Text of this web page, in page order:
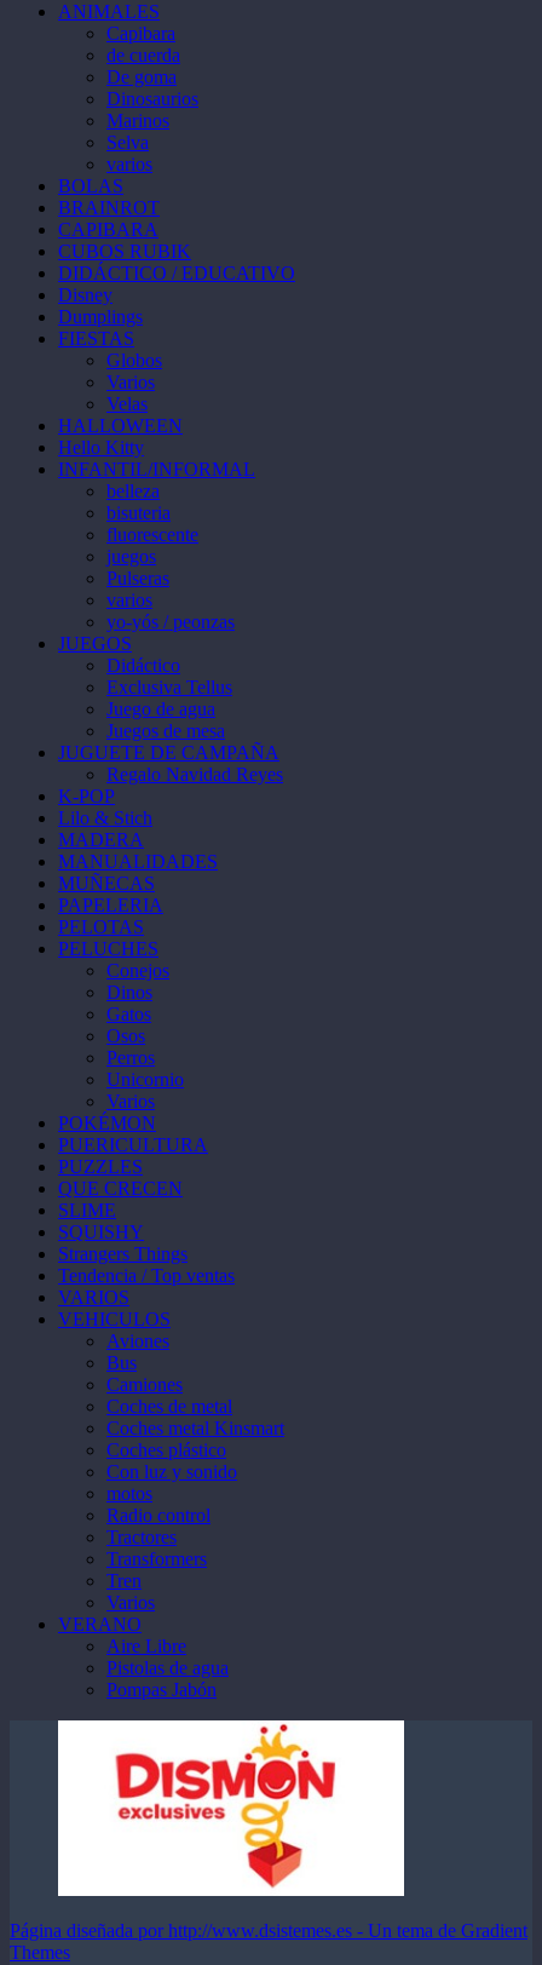
ANIMALES
Capibara
de cuerda
De goma
Dinosaurios
Marinos
Selva
varios
BOLAS
BRAINROT
CAPIBARA
CUBOS RUBIK
DIDÁCTICO / EDUCATIVO
Disney
Dumplings
FIESTAS
Globos
Varios
Velas
HALLOWEEN
Hello Kitty
INFANTIL/INFORMAL
belleza
bisuteria
fluorescente
juegos
Pulseras
varios
yo-yós / peonzas
JUEGOS
Didáctico
Exclusiva Tellus
Juego de agua
Juegos de mesa
JUGUETE DE CAMPAÑA
Regalo Navidad Reyes
K-POP
Lilo & Stich
MADERA
MANUALIDADES
MUÑECAS
PAPELERIA
PELOTAS
PELUCHES
Conejos
Dinos
Gatos
Osos
Perros
Unicornio
Varios
POKÉMON
PUERICULTURA
PUZZLES
QUE CRECEN
SLIME
SQUISHY
Strangers Things
Tendencia / Top ventas
VARIOS
VEHICULOS
Aviones
Bus
Camiones
Coches de metal
Coches metal Kinsmart
Coches plástico
Con luz y sonido
motos
Radio control
Tractores
Transformers
Tren
Varios
VERANO
Aire Libre
Pistolas de agua
Pompas Jabón
Página diseñada por http://www.dsistemes.es - Un tema de Gradient
Themes